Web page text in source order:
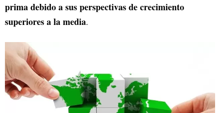
prima debido a sus perspectivas de crecimiento
superiores a la media.